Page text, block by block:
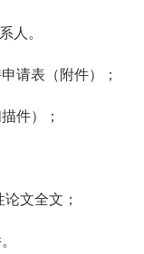
人。
请表（附件）；
件）；
文全文；